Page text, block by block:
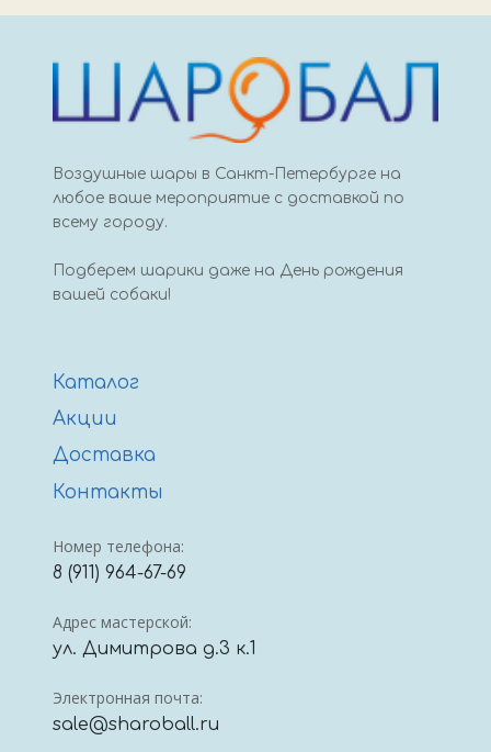
Воздушные шары в Санкт-Петербурге на
любое ваше мероприятие с доставкой по
всему городу.
Подберем шарики даже на День рождения
вашей собаки!
Каталог
Акции
Доставка
Контакты
Номер телефона:
8 (911) 964-67-69
Адрес мастерской:
ул. Димитрова д.3 к.1
Электронная почта:
sale@sharoball.ru